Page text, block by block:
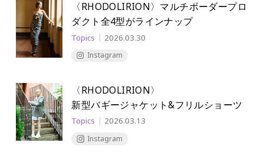
〈RHODOLIRION〉マルチボーダープロ
ダクト 全4型がラインナップ
Topics 2026.03.30
Instagram
〈RHODOLIRION〉
新型バギージャケット&フリルショーツ
Topics 2026.03.13
Instagram